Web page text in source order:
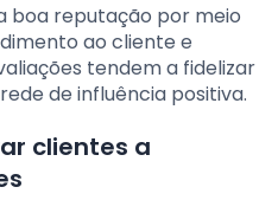
boa reputação por meio
ao cliente e
tendem a fidelizar
de influência positiva.
clientes a